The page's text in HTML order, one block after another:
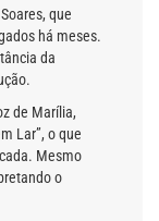
que
há meses.
da
de Marília,
Lar”, o que
Mesmo
o